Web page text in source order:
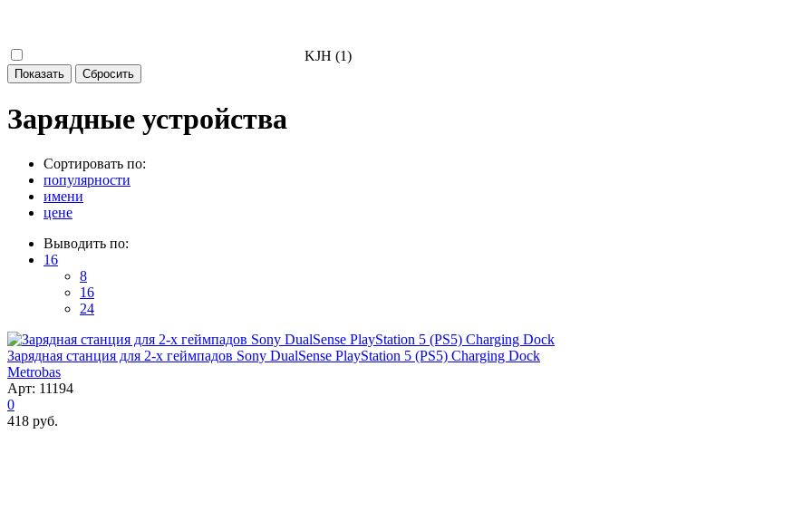
KJH (1)
Зарядные устройства
Сортировать по:
популярности
имени
цене
Выводить по:
16
8
16
24
Зарядная станция для 2-x геймпадов Sony DualSense PlayStation 5 (PS5) Charging Dock
Metrobas
Арт: 11194
0
418 руб.